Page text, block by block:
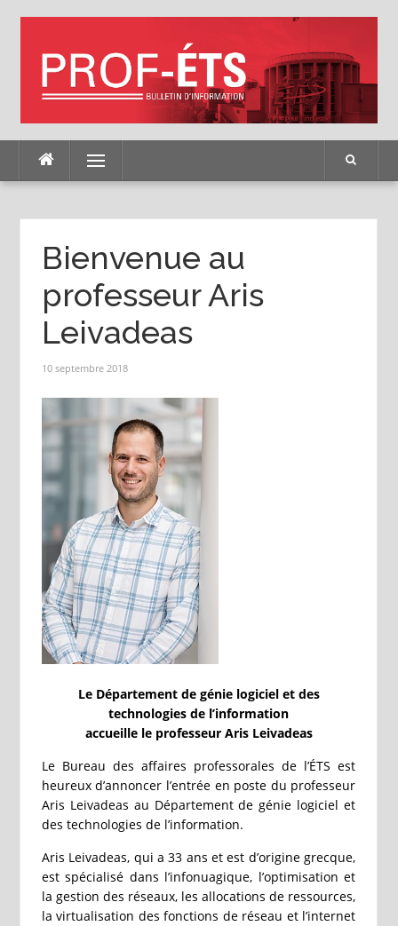
Menu
Bienvenue au
professeur Aris
Leivadeas
10 septembre 2018
Le Département de génie logiciel et des
technologies de l’information
accueille le professeur Aris Leivadeas
Le Bureau des affaires professorales de l’ÉTS est
heureux d’annoncer l’entrée en poste du professeur
Aris Leivadeas au Département de génie logiciel et
des technologies de l’information.
Aris Leivadeas, qui a 33 ans et est d’origine grecque,
est spécialisé dans l’infonuagique, l’optimisation et
la gestion des réseaux, les allocations de ressources,
la virtualisation des fonctions de réseau et l’internet